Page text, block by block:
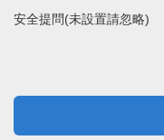
安全提問(未設置請忽略)